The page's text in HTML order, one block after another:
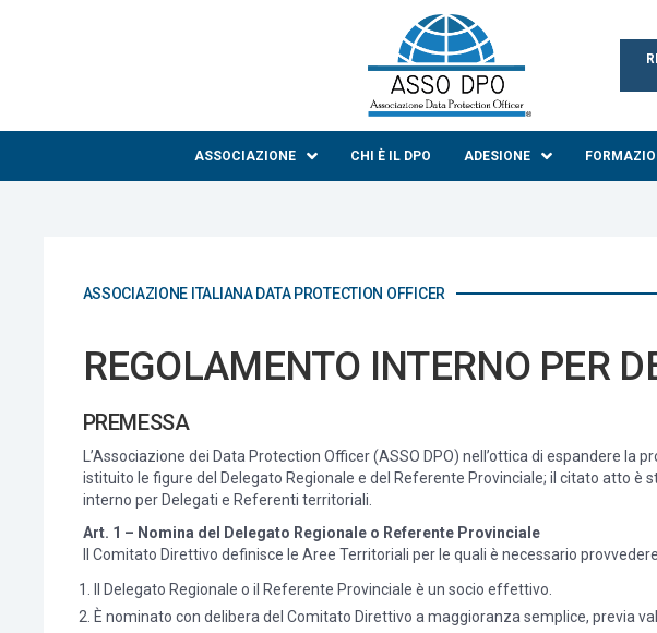
ASSOCIAZIONE CHI È IL DPO ADESIONE
ASSOCIAZIONE ITALIANA DATA PROTECTION OFFICER
REGOLAMENTO INTERNO PER
PREMESSA
L’Associazione dei Data Protection Officer (ASSO DPO) nell’ottica di espandere
istituito le figure del Delegato Regionale e del Referente Provinciale; il citato atto
interno per Delegati e Referenti territoriali.
Art. 1 – Nomina del Delegato Regionale o Referente Provinciale
Il Comitato Direttivo definisce le Aree Territoriali per le quali è necessario
Il Delegato Regionale o il Referente Provinciale è un socio effettivo.
È nominato con delibera del Comitato Direttivo a maggioranza semplice, previa